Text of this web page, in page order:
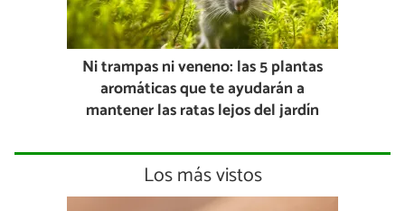
Ni trampas ni veneno: las 5 plantas
aromáticas que te ayudarán a
mantener las ratas lejos del jardín
Los más vistos